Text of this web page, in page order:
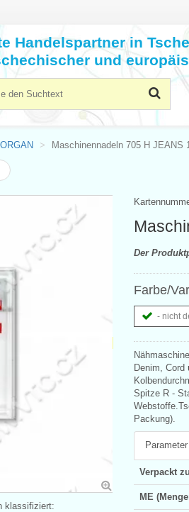
Handelspartner in
und
Maschinennadeln 705 H JEANS
Der
Farbe/
- nicht
Denim, Cord
Spitze R -
Packung).
Parameter
Verpackt
ME
klassifiziert: